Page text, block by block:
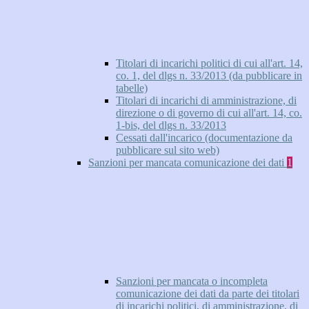
Titolari di incarichi politici di cui all'art. 14,
co. 1, del dlgs n. 33/2013 (da pubblicare in
tabelle)
Titolari di incarichi di amministrazione, di
direzione o di governo di cui all'art. 14, co.
1-bis, del dlgs n. 33/2013
Cessati dall'incarico (documentazione da
pubblicare sul sito web)
Sanzioni per mancata comunicazione dei dati 1
Sanzioni per mancata o incompleta
comunicazione dei dati da parte dei titolari
di incarichi politici, di amministrazione, di